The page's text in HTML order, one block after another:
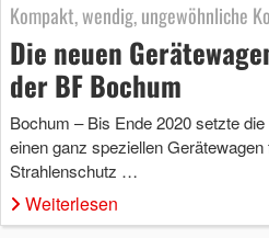
Kompakt, wendig, ungewöhnliche
Die neuen
der BF Bochum
Bochum – Bis Ende 2020 setzte
einen ganz speziellen
Strahlenschutz …
Weiterlesen